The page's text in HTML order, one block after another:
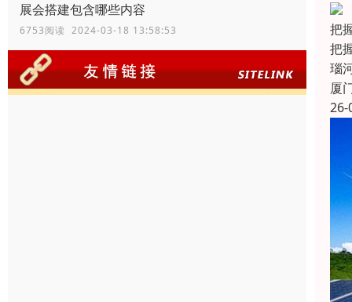
展会搭建包含哪些内容
6753阅读 2024-03-18 13:58:53
把
把
瑙
厦
26-